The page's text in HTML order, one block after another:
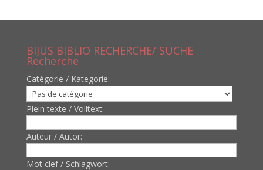
BIJUS BIBLIO RECHERCHE/ SUCHE
Recherche
Catègorie / Kategorie:
Plein texte / Volltext:
Auteur / Autor:
Mot clef / Schlagwort: